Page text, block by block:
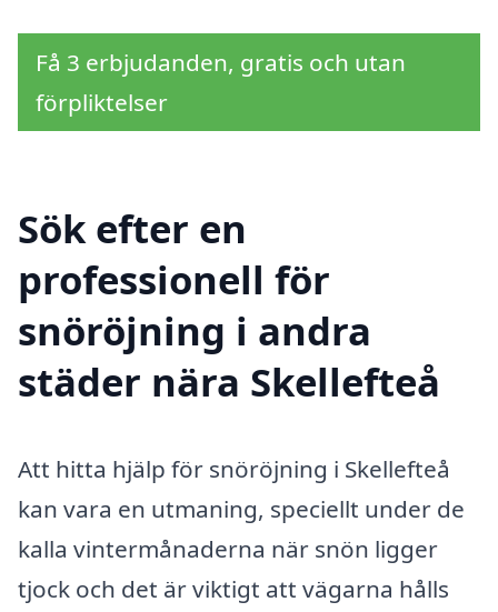
Få 3 erbjudanden, gratis och utan
förpliktelser
Sök efter en
professionell för
snöröjning i andra
städer nära Skellefteå
Att hitta hjälp för snöröjning i Skellefteå
kan vara en utmaning, speciellt under de
kalla vintermånaderna när snön ligger
tjock och det är viktigt att vägarna hålls